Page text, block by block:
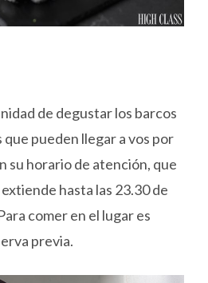
de degustar los barcos
que pueden llegar a vos por
su horario de atención, que
hasta las 23.30 de
comer en el lugar es
previa.